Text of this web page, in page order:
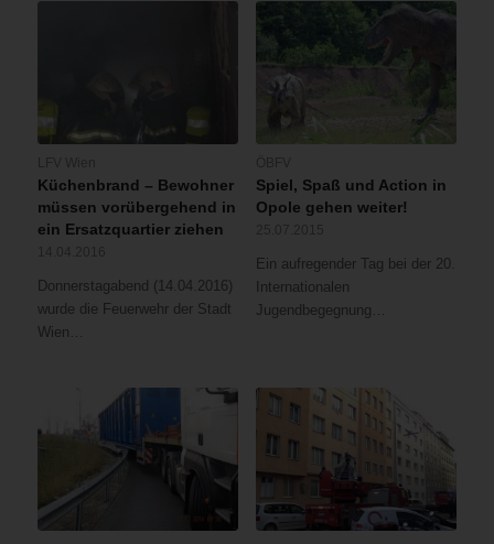
Küchenbrand – Bewohner
müssen vorübergehend in
ein Ersatzquartier ziehen
Donnerstagabend (14.04.2016)
wurde die Feuerwehr der Stadt
Wien…
Spiel, Spaß und Action in
Opole gehen weiter!
Ein aufregender Tag bei der 20.
Internationalen
Jugendbegegnung…